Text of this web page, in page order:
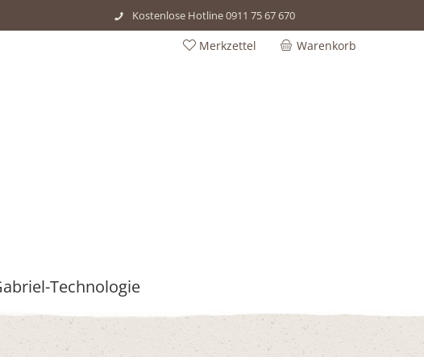
Kostenlose Hotline 0911 75 67 670
Warenkorb
Merkzettel
Technologie